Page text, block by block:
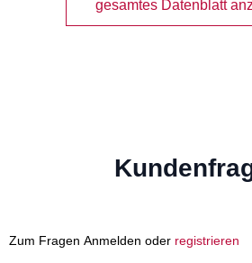
gesamtes Datenblatt
Zum Fragen Anmelden oder registrieren